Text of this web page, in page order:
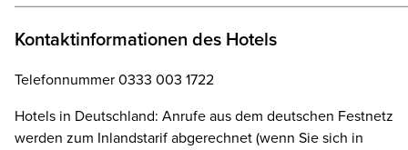
Kontaktinformationen des Hotels
Telefonnummer 0333 003 1722
Hotels in Deutschland: Anrufe aus dem deutschen Festnetz
werden zum Inlandstarif abgerechnet (wenn Sie sich in